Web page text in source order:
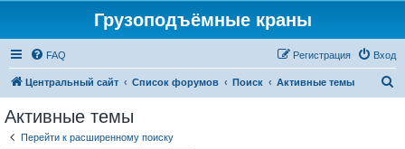
Грузоподъёмные краны
FAQ Вход
Регистрация
Центральный сайт Список форумов Поиск Активные темы
Активные темы
Перейти к расширенному поиску